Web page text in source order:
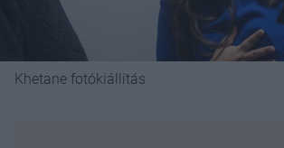
Khetane fotókiállítás